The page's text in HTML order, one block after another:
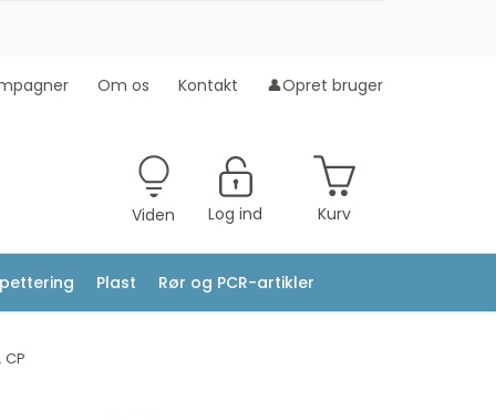
Om os Kontakt 👤Opret bruger
Viden Log ind Kurv
Plast Rør og PCR-artikler